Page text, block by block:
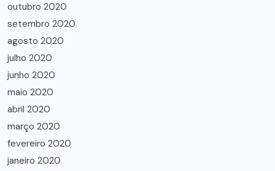
outubro 2020
setembro 2020
agosto 2020
julho 2020
junho 2020
maio 2020
abril 2020
março 2020
fevereiro 2020
janeiro 2020